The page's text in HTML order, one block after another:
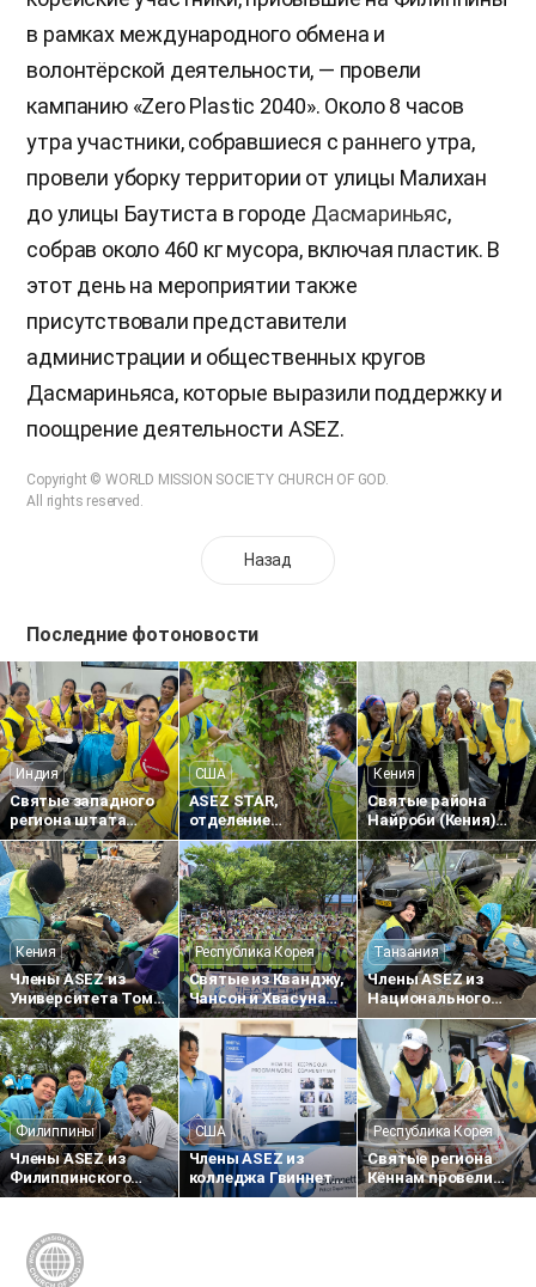
в рамках международного обмена и
волонтёрской деятельности, — провели
кампанию «Zero Plastic 2040». Около 8 часов
утра участники, собравшиеся с раннего утра,
провели уборку территории от улицы Малихан
до улицы Баутиста в городе Дасмариньяс,
собрав около 460 кг мусора, включая пластик. В
этот день на мероприятии также
присутствовали представители
администрации и общественных кругов
Дасмариньяса, которые выразили поддержку и
поощрение деятельности ASEZ.
Copyright © WORLD MISSION SOCIETY CHURCH OF GOD.
All rights reserved.
Назад
Последние фотоновости
Индия
Святые западного
региона штата
Махараштра
(Индия) провели
1733-ю донорскую
акцию «Любовь
Пасхи — любовь к
жизни»
США
ASEZ STAR,
отделение
Фредериксберг
(штат Вирджиния,
США), провело
акцию по удалению
инвазивных
растений
Кения
Святые района
Найроби (Кения)
внесли вклад в
создание более
чистой городской
среды, проведя
уборку улиц
Кения
Члены ASEZ из
Университета Том
Мбойя (Кения)
очистили
территорию вокруг
общественного
рынка Хома-Бей
Республика Корея
Святые из Кванджу,
Чансон и Хвасуна
провели
восстановительные
работы после
наводнения в
районе Синандон
(Кванджу)
Танзания
Члены ASEZ из
Национального
транспортного
института
Танзании собрали
пластиковые
отходы вдоль
дороги Мабибо
Филиппины
Члены ASEZ из
Филиппинского
университета (UP)
парке на
территории
комплекса по
США
Члены ASEZ из
колледжа Гвиннетт
(штат Джорджия,
Республика Корея
Святые региона
Кённам провели
экстренные работы